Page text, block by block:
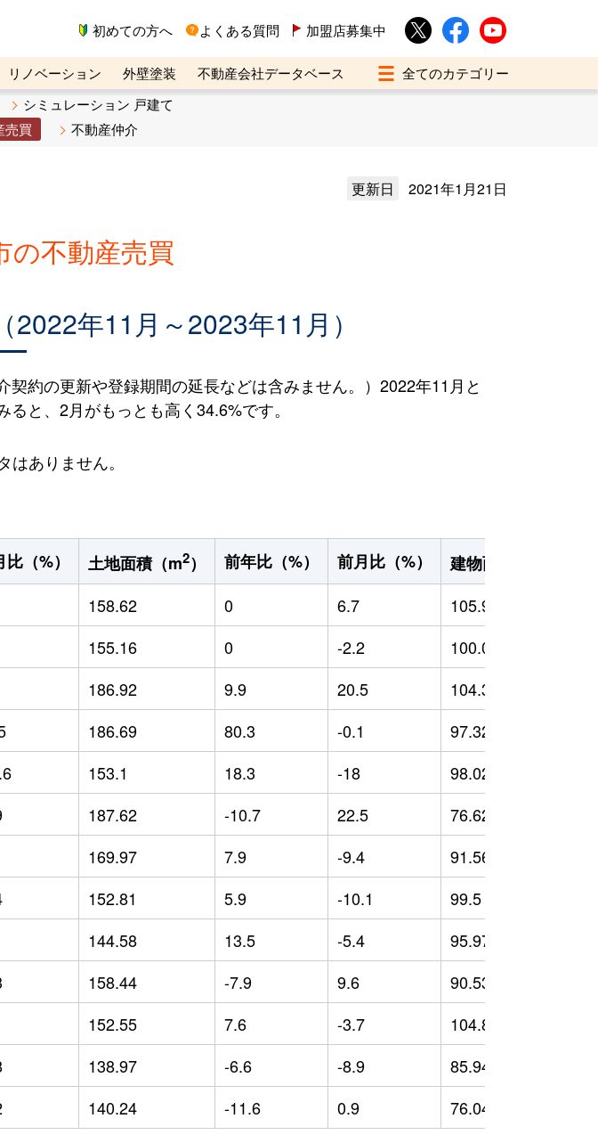
初めての方へ よくある質問 加盟店募集中
リノベーション 外壁塗装
不動産会社データベース
不動産売却ご相談デスク
シミュレーション 戸建て
売買 不動産仲介
更新日 2021年1月21日
の不動産売買
年11月～2023年11月）
約の更新や登録期間の延長などは含みません。）2022年11月と
と、2月がもっとも高く34.6%です。
ありません。
（%） 土地面積（m2） 前年比（%） 前月比（%） 建物面積（m
158.62 0 6.7 105.99
155.16 0 -2.2 100.01
186.92 9.9 20.5 104.33
186.69 80.3 -0.1 97.32
153.1 18.3 -18 98.02
187.62 -10.7 22.5 76.62
169.97 7.9 -9.4 91.56
152.81 5.9 -10.1 99.5
144.58 13.5 -5.4 95.97
158.44 -7.9 9.6 90.53
152.55 7.6 -3.7 104.88
138.97 -6.6 -8.9 85.94
140.24 -11.6 0.9 76.04